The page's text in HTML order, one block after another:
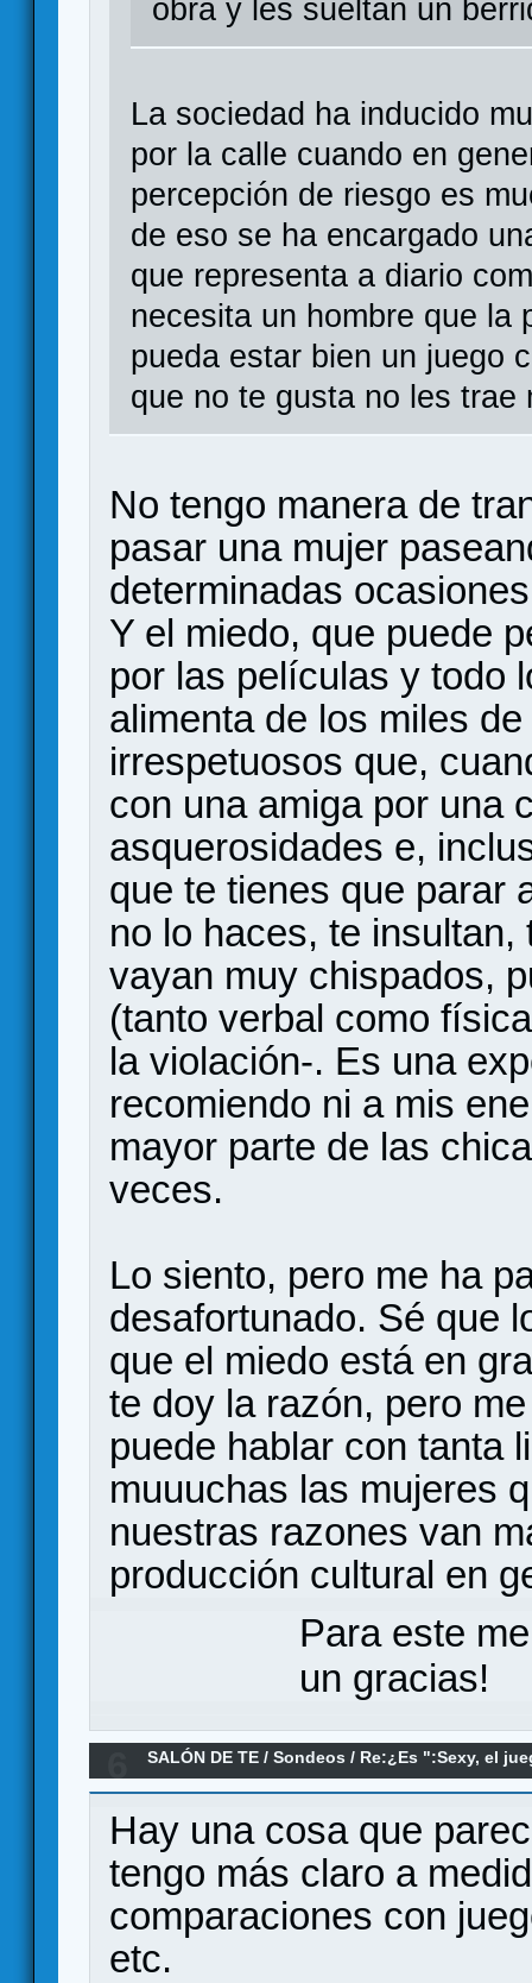
obra y les sueltan un
La sociedad ha inducido
por la calle cuando en
percepción de riesgo es
de eso se ha encargado
que representa a diario
necesita un hombre que la
pueda estar bien un juego
que no te gusta no les trae
No tengo manera de
pasar una mujer
determinadas
Y el miedo, que puede
por las películas y todo
alimenta de los miles
irrespetuosos que,
con una amiga por una
asquerosidades e,
que te tienes que parar
no lo haces, te
vayan muy chispados,
(tanto verbal como
la violación-. Es una
recomiendo ni a mis
mayor parte de las
veces.
Lo siento, pero me ha
desafortunado. Sé que
que el miedo está en
te doy la razón, pero
puede hablar con tanta
muuuchas las mujeres
nuestras razones van
producción cultural en
Para este
un gracias!
SALÓN DE TE /Sondeos / Re:¿Es ":Sexy, el
sexista?
Hay una cosa que
tengo más claro a
comparaciones con
etc.